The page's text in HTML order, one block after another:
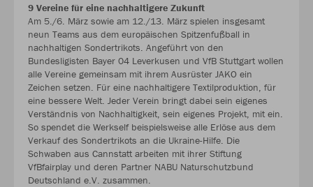
9 Vereine für eine nachhaltigere Zukunft
Am 5./6. März sowie am 12./13. März spielen insgesamt
neun Teams aus dem europäischen Spitzenfußball in
nachhaltigen Sondertrikots. Angeführt von den
Bundesligisten Bayer 04 Leverkusen und VfB Stuttgart wollen
alle Vereine gemeinsam mit ihrem Ausrüster JAKO ein
Zeichen setzen. Für eine nachhaltigere Textilproduktion, für
eine bessere Welt. Jeder Verein bringt dabei sein eigenes
Verständnis von Nachhaltigkeit, sein eigenes Projekt, mit ein.
So spendet die Werkself beispielsweise alle Erlöse aus dem
Verkauf des Sondertrikots an die Ukraine-Hilfe. Die
Schwaben aus Cannstatt arbeiten mit ihrer Stiftung
VfBfairplay und deren Partner NABU Naturschutzbund
Deutschland e.V. zusammen.